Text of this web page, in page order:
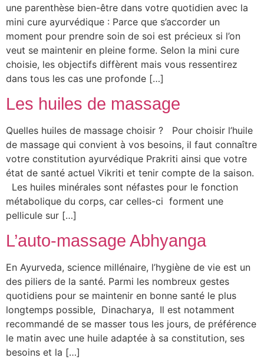
une parenthèse bien-être dans votre quotidien avec la
mini cure ayurvédique : Parce que s’accorder un
moment pour prendre soin de soi est précieux si l’on
veut se maintenir en pleine forme. Selon la mini cure
choisie, les objectifs diffèrent mais vous ressentirez
dans tous les cas une profonde […]
Les huiles de massage
Quelles huiles de massage choisir ? Pour choisir l’huile
de massage qui convient à vos besoins, il faut connaître
votre constitution ayurvédique Prakriti ainsi que votre
état de santé actuel Vikriti et tenir compte de la saison.
Les huiles minérales sont néfastes pour le fonction
métabolique du corps, car celles-ci forment une
pellicule sur […]
L’auto-massage Abhyanga
En Ayurveda, science millénaire, l’hygiène de vie est un
des piliers de la santé. Parmi les nombreux gestes
quotidiens pour se maintenir en bonne santé le plus
longtemps possible, Dinacharya, Il est notamment
recommandé de se masser tous les jours, de préférence
le matin avec une huile adaptée à sa constitution, ses
besoins et la […]